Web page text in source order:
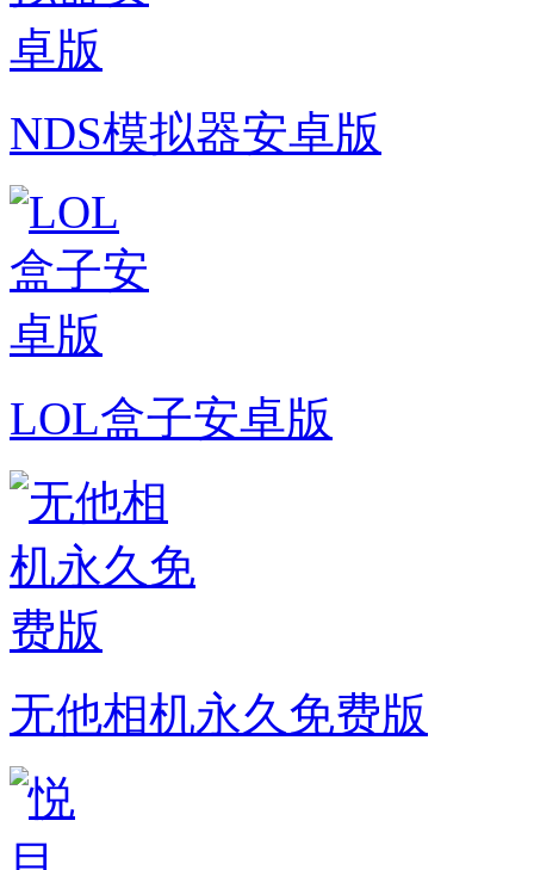
NDS模拟器安卓版
LOL盒子安卓版
无他相机永久免费版